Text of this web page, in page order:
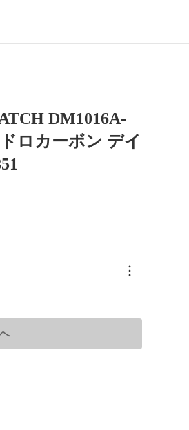
DM1016A-
ロカーボン デイ